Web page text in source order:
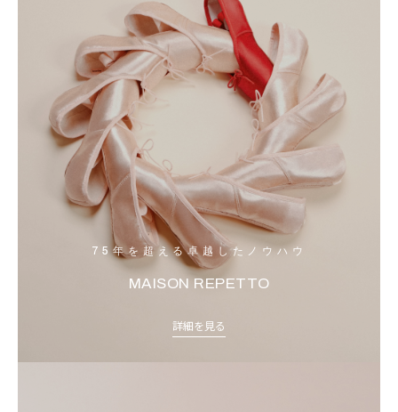
75年を超える卓越したノウハウ
MAISON REPETTO
詳細を見る